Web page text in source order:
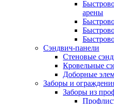
арены
Сэндвич-панели
Стеновые
Кровельные
Доборные
Заборы и
Заборы из